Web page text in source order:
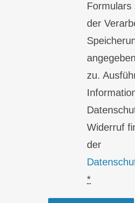
Formulars
der
zu.
Widerruf
der
*